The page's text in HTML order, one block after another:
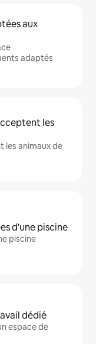
aux
adaptés
les
les animaux de
d'une piscine
piscine
dédié
espace de